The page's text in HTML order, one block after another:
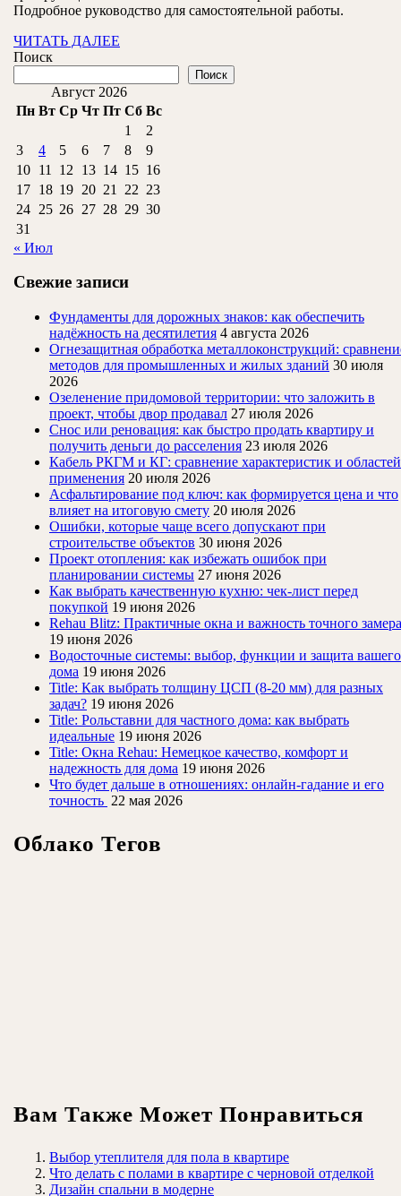
и
Подробное руководство для самостоятельной работы.
ЧИТАТЬ ДАЛЕЕ
Поиск
Поиск
Август 2026
Пн Вт Ср Чт Пт Сб Вс
1
2
3
4 5 6 7 8
9
10 11 12 13 14 15 16
17 18 19 20 21 22 23
24 25 26 27 28 29 30
31
« Июл
Свежие записи
Фундаменты для дорожных знаков: как обеспечить
надёжность на десятилетия 4 августа 2026
Огнезащитная обработка металлоконструкций:
методов для промышленных и жилых зданий 30 июля
2026
Озеленение придомовой территории: что заложить в
проект, чтобы двор продавал 27 июля 2026
Снос или реновация: как быстро продать квартиру и
получить деньги до расселения 23 июля 2026
Кабель РКГМ и КГ: сравнение характеристик и областей
применения 20 июля 2026
Асфальтирование под ключ: как формируется цена и что
влияет на итоговую смету 20 июля 2026
Ошибки, которые чаще всего допускают при
строительстве объектов 30 июня 2026
Проект отопления: как избежать ошибок при
планировании системы 27 июня 2026
Как выбрать качественную кухню: чек-лист перед
покупкой 19 июня 2026
Rehau Blitz: Практичные окна и важность точного замера
19 июня 2026
Водосточные системы: выбор, функции и защита вашего
дома 19 июня 2026
Title: Как выбрать толщину ЦСП (8-20 мм) для разных
задач? 19 июня 2026
Title: Рольставни для частного дома: как выбрать
идеальные 19 июня 2026
Title: Окна Rehau: Немецкое качество, комфорт и
надежность для дома 19 июня 2026
Что будет дальше в отношениях: онлайн-гадание и его
точность 22 мая 2026
Облако Тегов
Вам Также Может Понравиться
Выбор утеплителя для пола в квартире
Что делать с полами в квартире с черновой отделкой
Дизайн спальни в модерне